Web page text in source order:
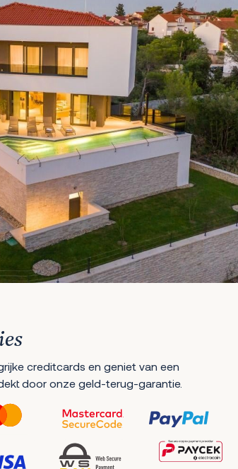
creditcards en geniet van een
door onze geld-terug-garantie.